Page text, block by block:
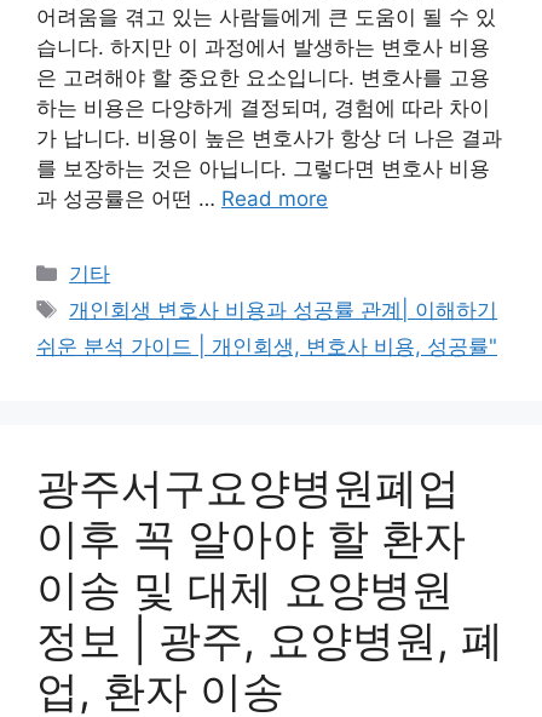
어려움을 겪고 있는 사람들에게 큰 도움이 될 수 있
습니다. 하지만 이 과정에서 발생하는 변호사 비용
은 고려해야 할 중요한 요소입니다. 변호사를 고용
하는 비용은 다양하게 결정되며, 경험에 따라 차이
가 납니다. 비용이 높은 변호사가 항상 더 나은 결과
를 보장하는 것은 아닙니다. 그렇다면 변호사 비용
과 성공률은 어떤 … Read more
Categories
기타
Tags
개인회생 변호사 비용과 성공률 관계| 이해하기
쉬운 분석 가이드 | 개인회생, 변호사 비용, 성공률"
광주서구요양병원폐업
이후 꼭 알아야 할 환자
이송 및 대체 요양병원
정보 | 광주, 요양병원, 폐
업, 환자 이송